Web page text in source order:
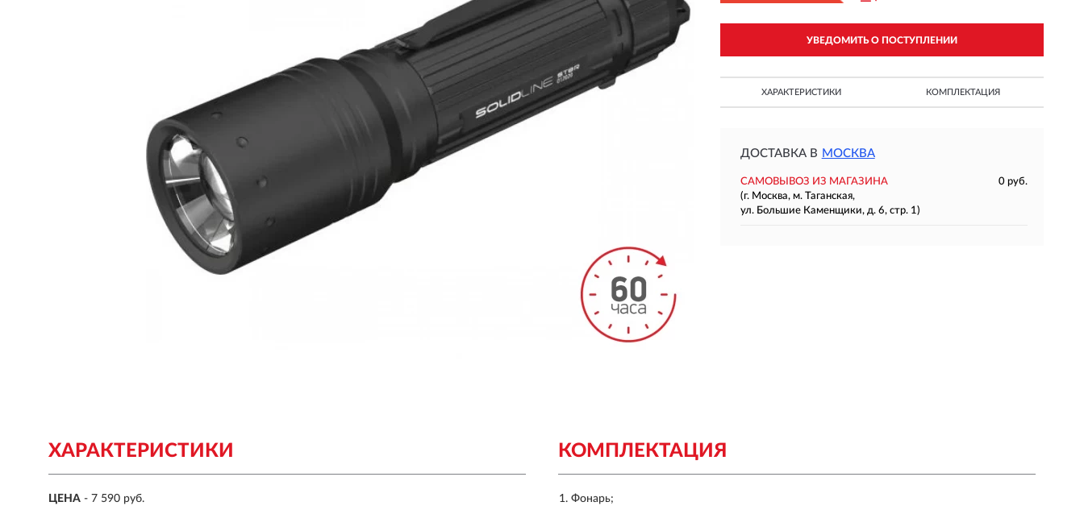
УВЕДОМИТЬ О ПОСТУПЛЕНИИ
ХАРАКТЕРИСТИКИ КОМПЛЕКТАЦИЯ
ДОСТАВКА В МОСКВА
САМОВЫВОЗ ИЗ МАГАЗИНА
0 руб.
(г. Москва, м. Таганская,
ул. Большие Каменщики, д. 6, стр. 1)
ХАРАКТЕРИСТИКИ
ЦЕНА - 7 590 руб.
КОМПЛЕКТАЦИЯ
Фонарь;